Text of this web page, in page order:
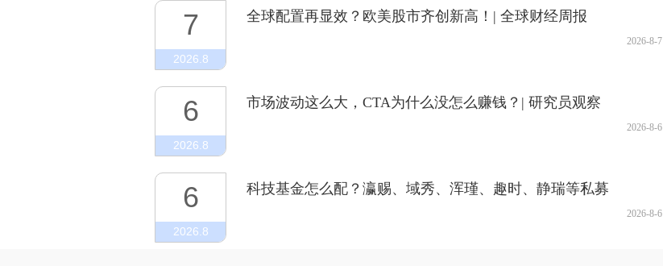
7
2026.8
全球配置再显效？欧美股市齐创新高！| 全球财经周报
2026-8-7
6
2026.8
市场波动这么大，CTA为什么没怎么赚钱？| 研究员观察
2026-8-6
6
2026.8
科技基金怎么配？瀛赐、域秀、浑瑾、趣时、静瑞等私募
2026-8-6